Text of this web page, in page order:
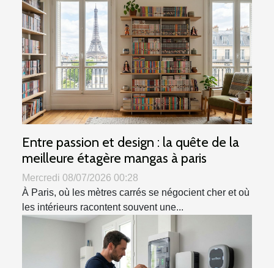
Entre passion et design : la quête de la
meilleure étagère mangas à paris
Mercredi 08/07/2026 00:28
À Paris, où les mètres carrés se négocient cher et où
les intérieurs racontent souvent une...